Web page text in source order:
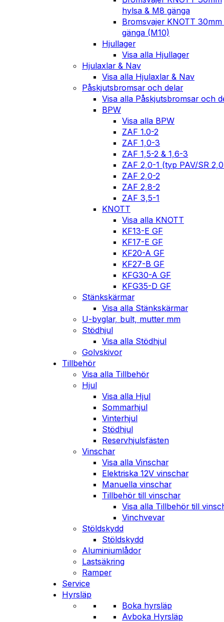
hylsa & M8 gänga
Bromsvajer KNOTT 30mm
gänga (M10)
Hjullager
Visa alla Hjullager
Hjulaxlar & Nav
Visa alla Hjulaxlar & Nav
Påskjutsbromsar och delar
Visa alla Påskjutsbromsar och
BPW
Visa alla BPW
ZAF 1.0-2
ZAF 1,0-3
ZAF 1,5-2 & 1,6-3
ZAF 2,0-1 (typ PAV/SR
ZAF 2,0-2
ZAF 2,8-2
ZAF 3,5-1
KNOTT
Visa alla KNOTT
KF13-E GF
KF17-E GF
KF20-A GF
KF27-B GF
KFG30-A GF
KFG35-D GF
Stänkskärmar
Visa alla Stänkskärmar
U-byglar, bult, mutter mm
Stödhjul
Visa alla Stödhjul
Golvskivor
Tillbehör
Visa alla Tillbehör
Hjul
Visa alla Hjul
Sommarhjul
Vinterhjul
Stödhjul
Reservhjulsfästen
Vinschar
Visa alla Vinschar
Elektriska 12V vinschar
Manuella vinschar
Tillbehör till vinschar
Visa alla Tillbehör till
Vinchvevar
Stöldskydd
Stöldskydd
Aluminiumlådor
Lastsäkring
Ramper
Service
Hyrsläp
Boka hyrsläp
Avboka Hyrsläp